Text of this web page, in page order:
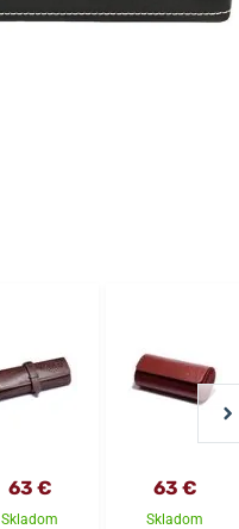
63 €
Skladom
63 €
Skladom